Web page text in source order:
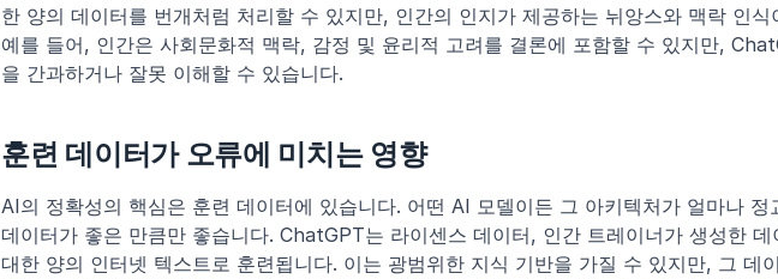
한 양의 데이터를 번개처럼 처리할 수 있지만, 인간의 인지가 제공하는 뉘앙스와 맥락 인식
예를 들어, 인간은 사회문화적 맥락, 감정 및 윤리적 고려를 결론에 포함할 수 있지만,
을 간과하거나 잘못 이해할 수 있습니다.
훈련 데이터가 오류에 미치는 영향
AI의 정확성의 핵심은 훈련 데이터에 있습니다. 어떤 AI 모델이든 그 아키텍처가 얼마나 정
데이터가 좋은 만큼만 좋습니다. ChatGPT는 라이센스 데이터, 인간 트레이너가 생성한
대한 양의 인터넷 텍스트로 훈련됩니다. 이는 광범위한 지식 기반을 가질 수 있지만, 그 데